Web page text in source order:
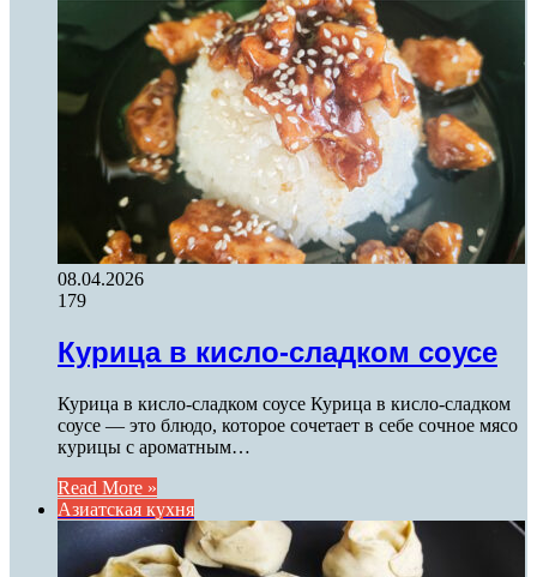
08.04.2026
179
Курица в кисло-сладком соусе
Курица в кисло-сладком соусе Курица в кисло-сладком
соусе — это блюдо, которое сочетает в себе сочное мясо
курицы с ароматным…
Read More »
Азиатская кухня